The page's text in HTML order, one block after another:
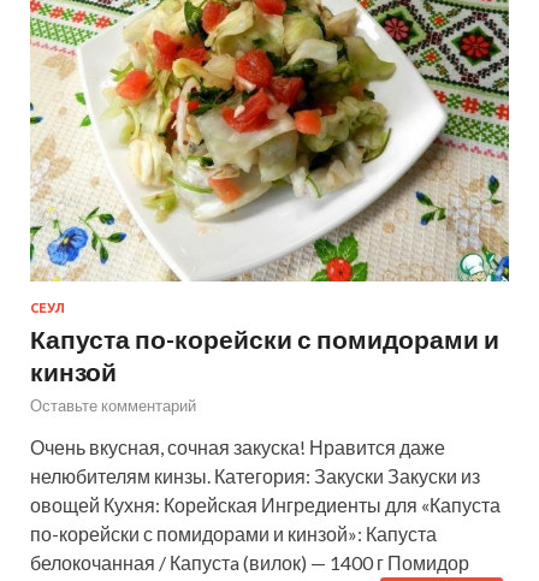
СЕУЛ
Капуста по-корейски с помидорами и
кинзой
Оставьте комментарий
Очень вкусная, сочная закуска! Нравится даже
нелюбителям кинзы. Категория: Закуски Закуски из
овощей Кухня: Корейская Ингредиенты для «Капуста
по-корейски с помидорами и кинзой»: Капуста
белокочанная / Капустa (вилок) — 1400 г Помидор